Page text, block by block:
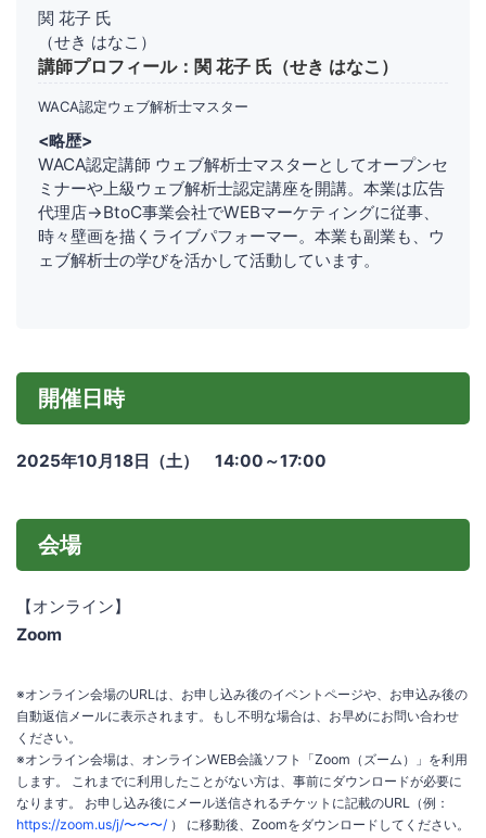
関 花子 氏
（せき はなこ）
講師プロフィール：関 花子 氏（せき はなこ）
WACA認定ウェブ解析士マスター
<略歴>
WACA認定講師 ウェブ解析士マスターとしてオープンセ
ミナーや上級ウェブ解析士認定講座を開講。本業は広告
代理店→BtoC事業会社でWEBマーケティングに従事、
時々壁画を描くライブパフォーマー。本業も副業も、ウ
ェブ解析士の学びを活かして活動しています。
開催日時
2025年10月18日（土） 14:00～17:00
会場
【オンライン】
Zoom
※オンライン会場のURLは、お申し込み後のイベントページや、お申込み後の
自動返信メールに表示されます。もし不明な場合は、お早めにお問い合わせ
ください。
※オンライン会場は、オンラインWEB会議ソフト「Zoom（ズーム）」を利用
します。 これまでに利用したことがない方は、事前にダウンロードが必要に
なります。 お申し込み後にメール送信されるチケットに記載のURL（例：
https://zoom.us/j/〜〜〜/ ） に移動後、Zoomをダウンロードしてください。